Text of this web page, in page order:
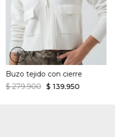
No secar en máquina.
PLANCHADO: No
OTROS: No remojar.
+
Buzo tejido con cierre
$ 279.900 $ 139.950